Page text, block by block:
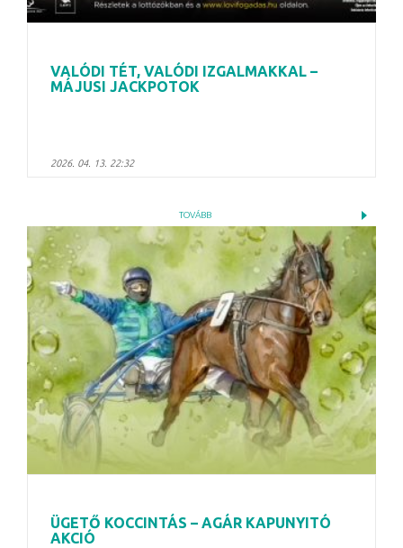
VALÓDI TÉT, VALÓDI IZGALMAKKAL –
MÁJUSI JACKPOTOK
2026. 04. 13. 22:32
TOVÁBB
ÜGETŐ KOCCINTÁS – AGÁR KAPUNYITÓ
AKCIÓ